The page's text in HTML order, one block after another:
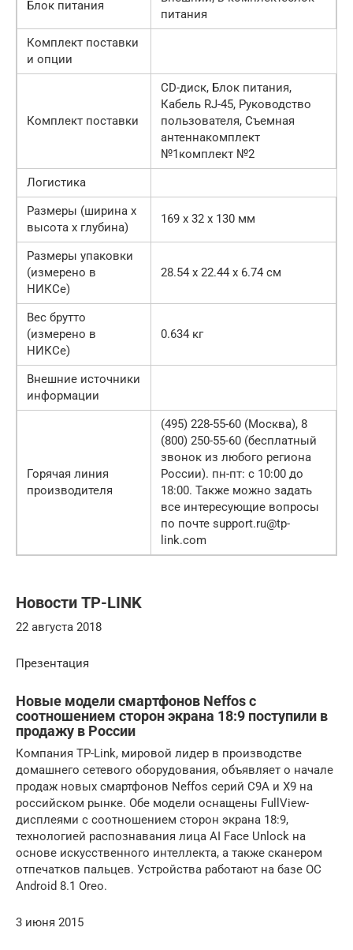
Блок питания
питания
Комплект поставки
и опции
Комплект поставки
CD-диск, Блок питания,
Кабель RJ-45, Руководство
пользователя, Съемная
антеннакомплект
№1комплект №2
Логистика
Размеры (ширина x
высота x глубина)
169 x 32 x 130 мм
Размеры упаковки
(измерено в
НИКСе)
28.54 x 22.44 x 6.74 см
Вес брутто
(измерено в
НИКСе)
0.634 кг
Внешние источники
информации
Горячая линия
производителя
(495) 228-55-60 (Москва), 8
(800) 250-55-60 (бесплатный
звонок из любого региона
России). пн-пт: с 10:00 до
18:00. Также можно задать
все интересующие вопросы
по почте support.ru@tp-
link.com
Новости TP-LINK
22 августа 2018
Презентация
Новые модели смартфонов Neffos с
соотношением сторон экрана 18:9 поступили в
продажу в России
Компания TP-Link, мировой лидер в производстве
домашнего сетевого оборудования, объявляет о начале
продаж новых смартфонов Neffos серий C9A и X9 на
российском рынке. Обе модели оснащены FullView-
дисплеями с соотношением сторон экрана 18:9,
технологией распознавания лица AI Face Unlock на
основе искусственного интеллекта, а также сканером
отпечатков пальцев. Устройства работают на базе ОС
Android 8.1 Oreo.
3 июня 2015